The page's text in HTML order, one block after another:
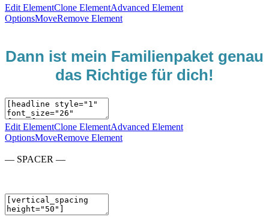
Edit ElementClone ElementAdvanced Element
OptionsMoveRemove Element
Dann ist mein Familienpaket genau
das Richtige für dich!
Edit ElementClone ElementAdvanced Element
OptionsMoveRemove Element
— SPACER —